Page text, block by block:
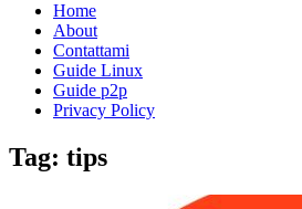
Home
About
Contattami
Guide Linux
Guide p2p
Privacy Policy
Tag: tips